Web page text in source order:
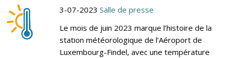
3-07-2023 Salle de presse
Le mois de juin 2023 marque l’histoire de la
station météorologique de l’Aéroport de
Luxembourg-Findel, avec une température